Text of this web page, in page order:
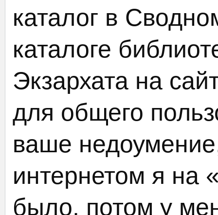
каталог в
каталоге
Экзархата на
для общего
ваше
интернетом я на
было, потом у